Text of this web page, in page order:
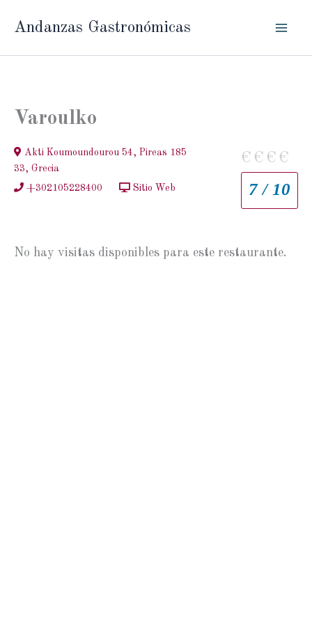
Andanzas Gastronómicas
Varoulko
Akti Koumoundourou 54, Pireas 185
33, Grecia
+302105228400
Sitio Web
€ € € €
7 / 10
No hay visitas disponibles para este restaurante.